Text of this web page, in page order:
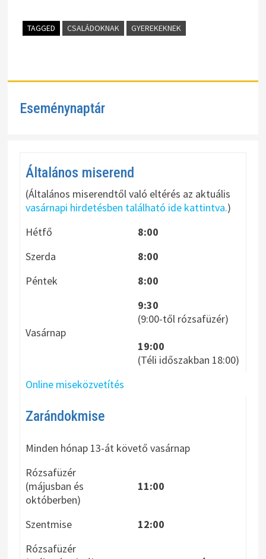
TAGGED CSALÁDOKNAK GYEREKEKNEK
Eseménynaptár
Általános miserend
(Általános miserendtől való eltérés az aktuális
vasárnapi hirdetésben található ide kattintva.)
Hétfő
8:00
Szerda
8:00
Péntek
8:00
Vasárnap
9:30
(9:00-től rózsafüzér)
19:00
(Téli időszakban 18:00)
Online miseközvetítés
Zarándokmise
Minden hónap 13-át követő vasárnap
Rózsafüzér
(májusban és
októberben)
11:00
Szentmise
12:00
Rózsafüzér